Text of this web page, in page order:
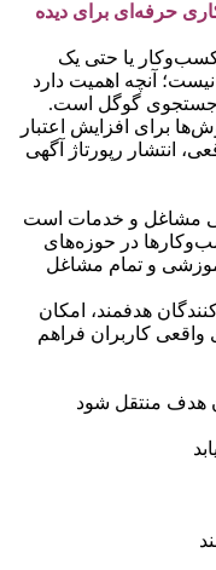
حرفه‌ای برای دیده
کسب‌وکار یا حتی یک
آنچه اهمیت دارد
جستجوی گوگل است.
برای افزایش اعتبار
انتشار رپورتاژ آگهی
مشاغل و خدمات است
در حوزه‌های
و تمام مشاغل
هدفمند، امکان
کاربران فراهم
هدف منتقل شود